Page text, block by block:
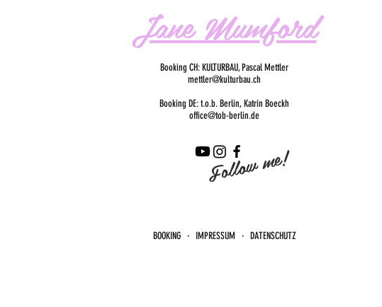
Jane Mumford
Booking CH: KULTURBAU, Pascal Mettler
mettler@kulturbau.ch
Booking DE: t.o.b. Berlin, Katrin Boeckh
office@tob-berlin.de
Follow me!
BOOKING · IMPRESSUM · DATENSCHUTZ